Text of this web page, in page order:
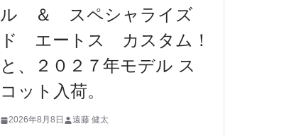
ル ＆ スペシャライズ
ド エートス カスタム！
と、２０２７年モデル ス
コット入荷。
2026年8月8日 遠藤 健太